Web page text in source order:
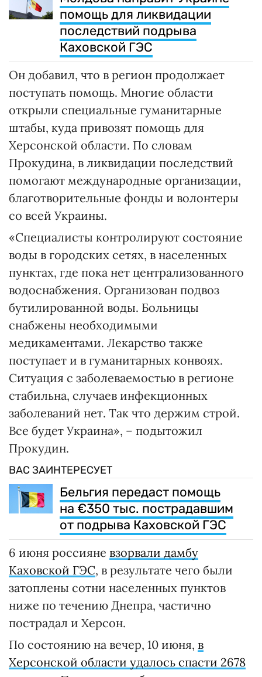
помощь для ликвидации
последствий подрыва
Каховской ГЭС
Он добавил, что в регион продолжает
поступать помощь. Многие области
открыли специальные гуманитарные
штабы, куда привозят помощь для
Херсонской области. По словам
Прокудина, в ликвидации последствий
помогают международные организации,
благотворительные фонды и волонтеры
со всей Украины.
«Специалисты контролируют состояние
воды в городских сетях, в населенных
пунктах, где пока нет централизованного
водоснабжения. Организован подвоз
бутилированной воды. Больницы
снабжены необходимыми
медикаментами. Лекарство также
поступает и в гуманитарных конвоях.
Ситуация с заболеваемостью в регионе
стабильна, случаев инфекционных
заболеваний нет. Так что держим строй.
Все будет Украина», – подытожил
Прокудин.
ВАС ЗАИНТЕРЕСУЕТ
Бельгия передаст помощь
на €350 тыс. пострадавшим
от подрыва Каховской ГЭС
6 июня россияне взорвали дамбу
Каховской ГЭС, в результате чего были
затоплены сотни населенных пунктов
ниже по течению Днепра, частично
пострадал и Херсон.
По состоянию на вечер, 10 июня, в
Херсонской области удалось спасти 2678